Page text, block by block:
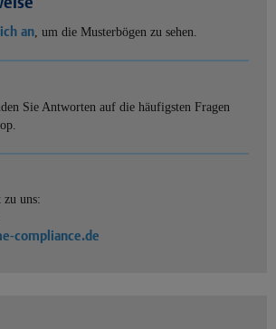
an, um die Musterbögen zu sehen.
Sie Antworten auf die häufigsten Fragen
uns:
compliance.de